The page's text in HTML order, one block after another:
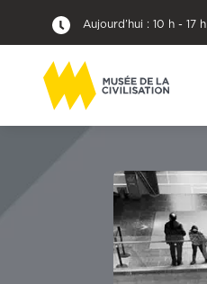
Aujourd’hui : 10 h - 17 h